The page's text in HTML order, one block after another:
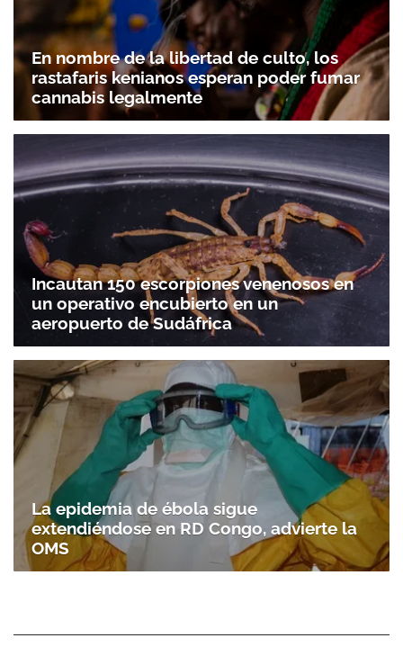
En nombre de la libertad de culto, los
rastafaris kenianos esperan poder fumar
cannabis legalmente
Incautan 150 escorpiones venenosos en
un operativo encubierto en un
aeropuerto de Sudáfrica
La epidemia de ébola sigue
extendiéndose en RD Congo, advierte la
OMS